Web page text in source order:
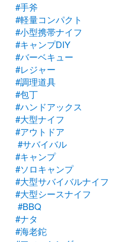
#手斧
#軽量コンパクト
#小型携帯ナイフ
#キャンプDIY
#バーベキュー
#レジャー
#調理道具
#包丁
#ハンドアックス
#大型ナイフ
#アウトドア
#サバイバル
#キャンプ
#ソロキャンプ
#大型サバイバルナイフ
#大型シースナイフ
#BBQ
#ナタ
#海老鉈